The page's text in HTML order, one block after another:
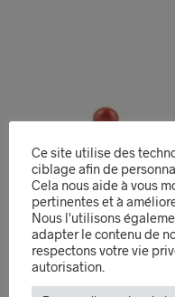
Ce site utilise des
ciblage afin de
Cela nous aide à vous
pertinentes et à
Nous l'utilisons
adapter le contenu de
respectons votre vie
autorisation.